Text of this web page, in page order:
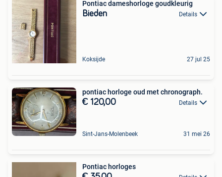
Pontiac dameshorloge goudkleurig
Bieden Details
Koksijde 27 jul 25
pontiac horloge oud met chronograph.
€ 120,00 Details
Sint-Jans-Molenbeek 31 mei 26
Pontiac horloges